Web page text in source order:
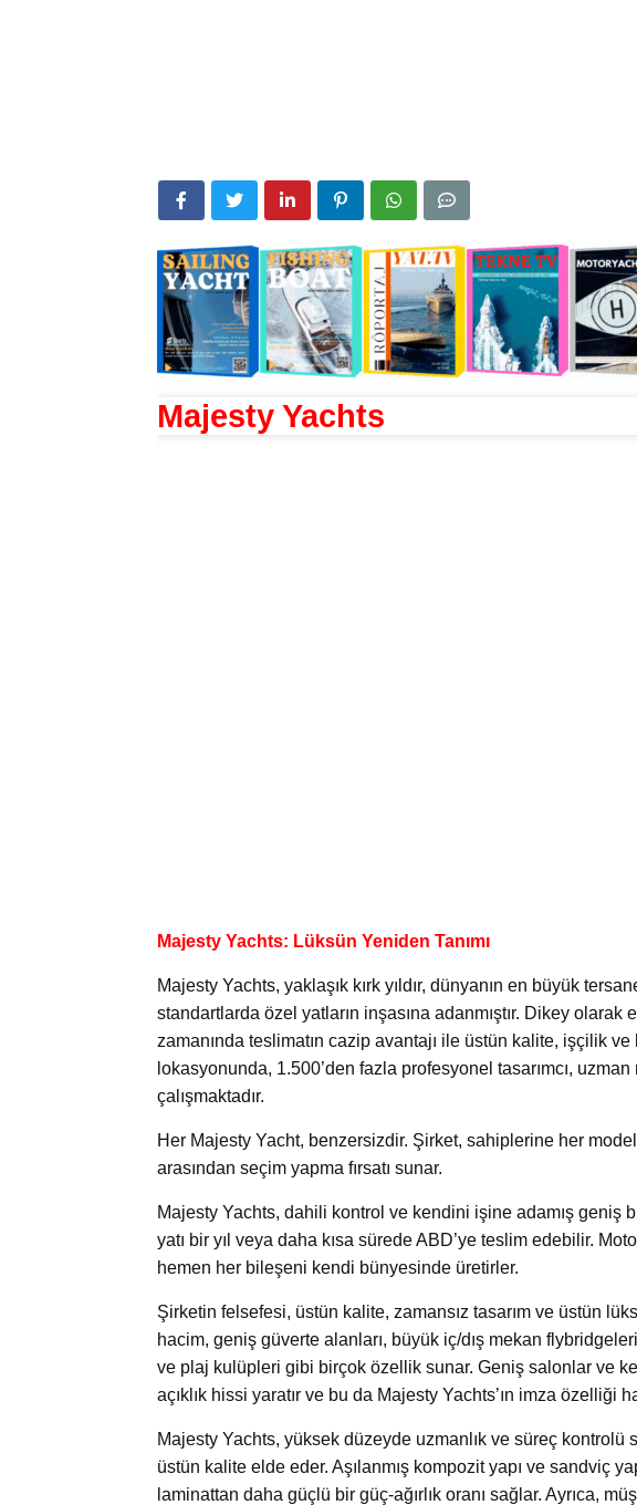
Majesty Yachts
Majesty Yachts: Lüksün Yeniden Tanımı
Majesty Yachts, yaklaşık kırk yıldır, dünyanın en büyük
standartlarda özel yatların inşasına adanmıştır. Dikey
zamanında teslimatın cazip avantajı ile üstün kalite, işçilik
lokasyonunda, 1.500’den fazla profesyonel tasarımcı,
çalışmaktadır.
Her Majesty Yacht, benzersizdir. Şirket, sahiplerine her
arasından seçim yapma fırsatı sunar.
Majesty Yachts, dahili kontrol ve kendini işine adamış geniş
yatı bir yıl veya daha kısa sürede ABD’ye teslim edebilir.
hemen her bileşeni kendi bünyesinde üretirler.
Şirketin felsefesi, üstün kalite, zamansız tasarım ve üstün
hacim, geniş güverte alanları, büyük iç/dış mekan
ve plaj kulüpleri gibi birçok özellik sunar. Geniş salonlar ve
açıklık hissi yaratır ve bu da Majesty Yachts’ın imza özelliği
Majesty Yachts, yüksek düzeyde uzmanlık ve süreç kontrolü
üstün kalite elde eder. Aşılanmış kompozit yapı ve sandviç
laminattan daha güçlü bir güç-ağırlık oranı sağlar. Ayrıca,